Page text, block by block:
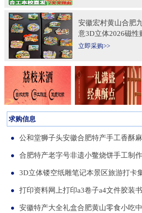
安徽宏村黄山合肥
意3D立体2026磁性
立即采购>>
求购信息